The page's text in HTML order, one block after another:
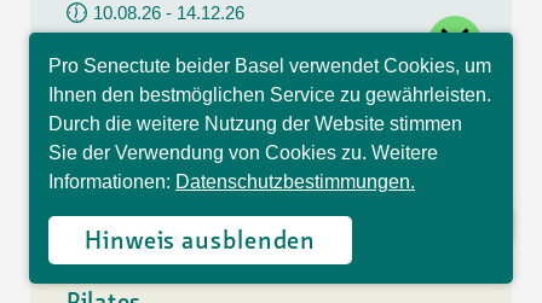
10.08.26 - 14.12.26
09:30 - 10:30 Uhr
Belchenstrasse 15, Basel
CHF 170.00
17 Lektionen
Pilates / Kurs
Pro Senectute beider Basel verwendet Cookies, um
Ihnen den bestmöglichen Service zu gewährleisten.
Durch die weitere Nutzung der Website stimmen
Sie der Verwendung von Cookies zu. Weitere
Informationen: Datenschutzbestimmungen.
Hinweis ausblenden
Hallo, ich bin Sophia und
beantworte gerne Ihre
Fragen.
close